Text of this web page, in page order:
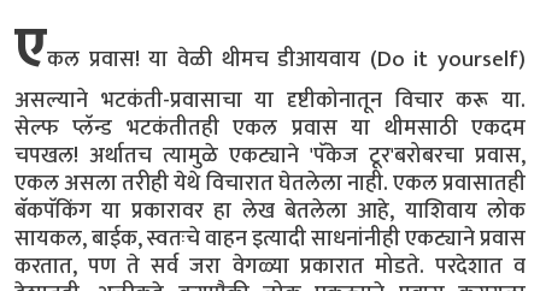
एकल प्रवास! या वेळी थीमच डीआयवाय (Do it yourself)
असल्याने भटकंती-प्रवासाचा या दृष्टीकोनातून विचार करू या.
सेल्फ प्लॅन्ड भटकंतीतही एकल प्रवास या थीमसाठी एकदम
चपखल! अर्थातच त्यामुळे एकट्याने 'पॅकेज टूर'बरोबरचा प्रवास,
एकल असला तरीही येथे विचारात घेतलेला नाही. एकल प्रवासातही
बॅकपॅकिंग या प्रकारावर हा लेख बेतलेला आहे, याशिवाय लोक
सायकल, बाईक, स्वतःचे वाहन इत्यादी साधनांनीही एकट्याने प्रवास
करतात, पण ते सर्व जरा वेगळ्या प्रकारात मोडते. परदेशात व